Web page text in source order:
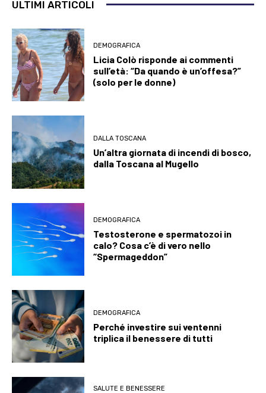
ULTIMI ARTICOLI
DEMOGRAFICA
Licia Colò risponde ai commenti
sull’età: “Da quando è un’offesa?”
(solo per le donne)
DALLA TOSCANA
Un’altra giornata di incendi di bosco,
dalla Toscana al Mugello
DEMOGRAFICA
Testosterone e spermatozoi in
calo? Cosa c’è di vero nello
“Spermageddon”
DEMOGRAFICA
Perché investire sui ventenni
triplica il benessere di tutti
SALUTE E BENESSERE